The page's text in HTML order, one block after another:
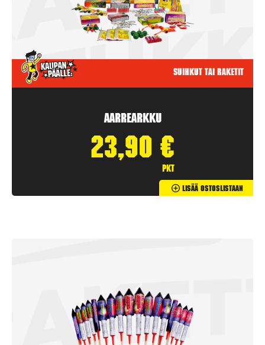
Suihkut tai raketit
Aarrearkku
23,90 €
pkt
Lisää Ostoslistaan